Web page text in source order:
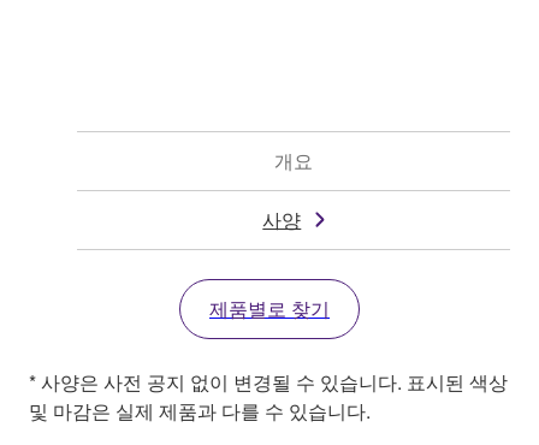
개요
사양
제품별로 찾기
* 사양은 사전 공지 없이 변경될 수 있습니다. 표시된 색상
및 마감은 실제 제품과 다를 수 있습니다.